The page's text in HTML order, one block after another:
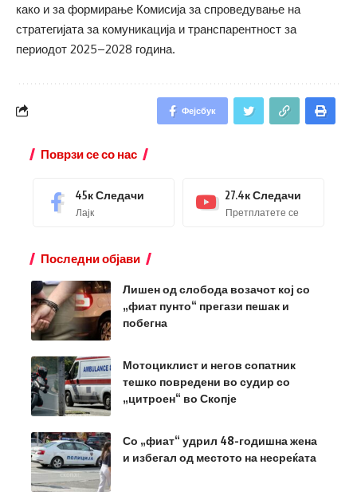
како и за формирање Комисија за спроведување на
стратегијата за комуникација и транспарентност за
периодот 2025–2028 година.
Фејсбук
Поврзи се со нас
45кСледачи
Лајк
27.4кСледачи
Претплатете се
Последни објави
Лишен од слобода возачот кој со
„фиат пунто“ прегази пешак и
побегна
Мотоциклист и негов сопатник
тешко повредени во судир со
„цитроен“ во Скопје
Со „фиат“ удрил 48-годишна жена
и избегал од местото на несреќата